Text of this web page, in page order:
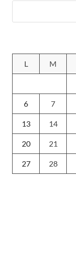
L
M
6 7
13 14
20 21
27 28